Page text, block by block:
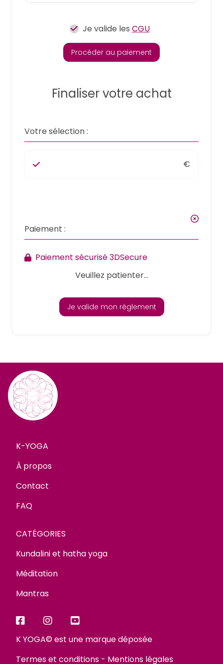
Je valide les CGU
Procéder au paiement
Finaliser votre achat
Votre sélection :
€
Paiement :
Paiement sécurisé 3DSecure
Veuillez patienter...
Je valide mon règlement
K-YOGA
À propos
Contact
FAQ
CATÉGORIES
Kundalini et hatha yoga
Méditation
Mantras
K YOGA© est une marque déposée
Termes et conditions - Mentions légales